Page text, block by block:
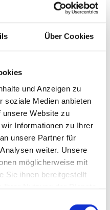
Über Cookies
und Anzeigen zu
soziale Medien anbieten
unsere Website zu
Informationen zu Ihrer
unsere Partner für
weiter. Unsere
möglicherweise mit
Sie ihnen bereitgestellt
Ihrer Nutzung der Dienste
Prüfer hat
unsere
dass sie dir
zeigt,
zu bieten.
das richtige
mit
dieses
deiner